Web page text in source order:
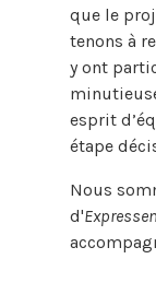
que le
tenons à
y ont
esprit
étape
Nous
d'Expressen